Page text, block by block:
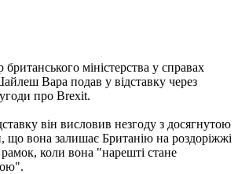
міністерства у справах
Вара подав у відставку через
про Brexit.
він висловив незгоду з досягнутою
що вона залишає Британію на роздоріжжі
коли вона "нарешті стане